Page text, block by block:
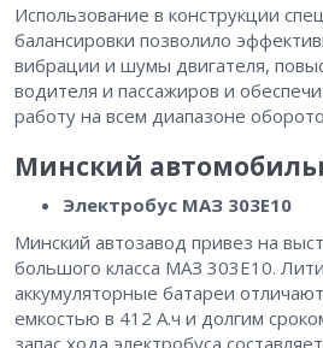
Использование в конструкции
балансировки позволило
вибрации и шумы двигателя,
водителя и пассажиров и
работу на всем диапазоне
Минский
Электробус МАЗ 303Е10
Минский автозавод привез на
большого класса МАЗ 303Е10.
аккумуляторные батареи
емкостью в 412 А.ч и долгим
запас хода электробуса